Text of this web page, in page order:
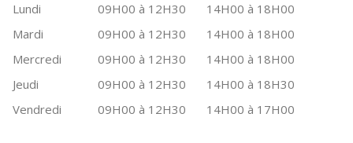
Lundi
09H00 à 12H30
14H00 à 18H00
Mardi
09H00 à 12H30
14H00 à 18H00
Mercredi
09H00 à 12H30
14H00 à 18H00
Jeudi
09H00 à 12H30
14H00 à 18H30
Vendredi
09H00 à 12H30 14H00 à 17H00